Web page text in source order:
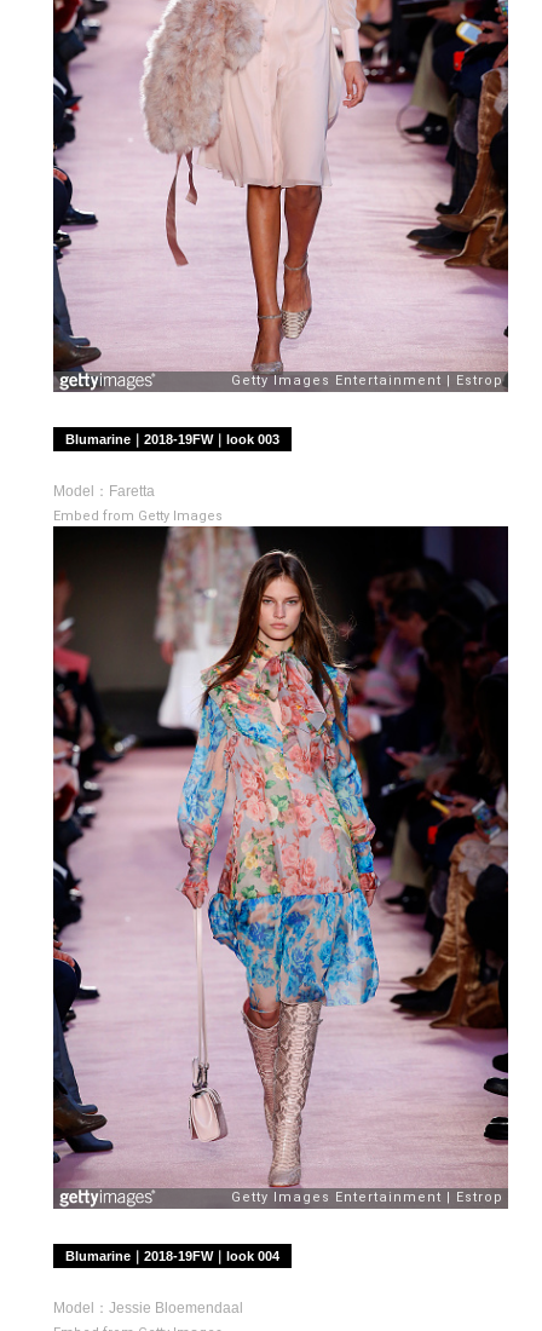
Blumarine｜2018-19FW｜look 003
Model：Faretta
Embed from Getty Images
Blumarine｜2018-19FW｜look 004
Model：Jessie Bloemendaal